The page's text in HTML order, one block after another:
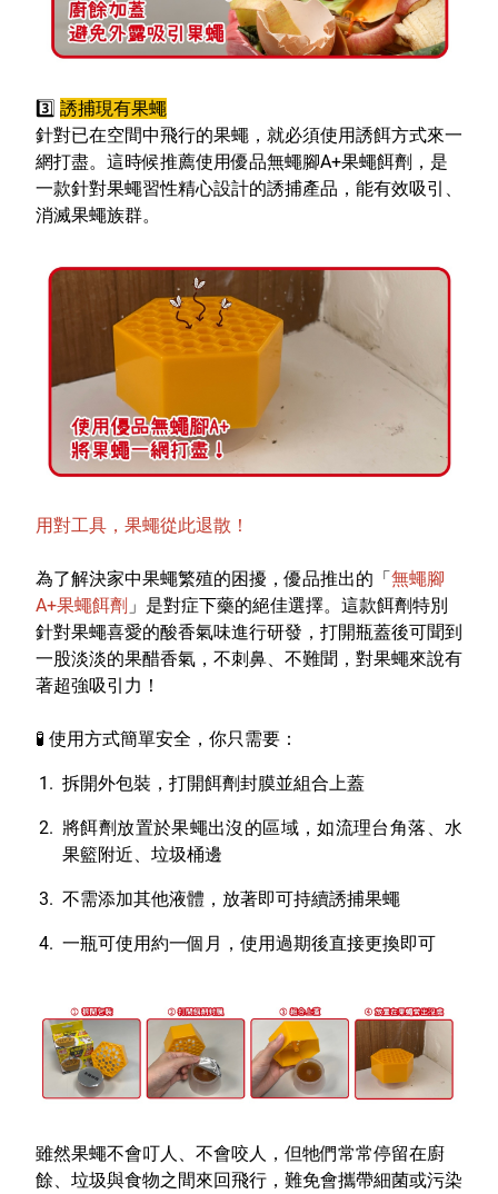
3️ 誘捕現有果蠅
針對已在空間中飛行的果蠅，就必須使用誘餌方式來一
網打盡。這時候推薦使用優品無蠅腳A+果蠅餌劑，是
一款針對果蠅習性精心設計的誘捕產品，能有效吸引、
消滅果蠅族群。
用對工具，果蠅從此退散！
為了解決家中果蠅繁殖的困擾，優品推出的「無蠅腳
A+果蠅餌劑 」是對症下藥的絕佳選擇。這款餌劑特別
針對果蠅喜愛的酸香氣味進行研發，打開瓶蓋後可聞到
一股淡淡的果醋香氣，不刺鼻、不難聞，對果蠅來說有
著超強吸引力！
🧪 使用方式簡單安全，你只需要：
拆開外包裝，打開餌劑封膜並組合上蓋
將餌劑放置於果蠅出沒的區域，如流理台角落、水
果籃附近、垃圾桶邊
不需添加其他液體，放著即可持續誘捕果蠅
一瓶可使用約一個月，使用過期後直接更換即可
雖然果蠅不會叮人、不會咬人，但牠們常常停留在廚
餘、垃圾與食物之間來回飛行，難免會攜帶細菌或污染